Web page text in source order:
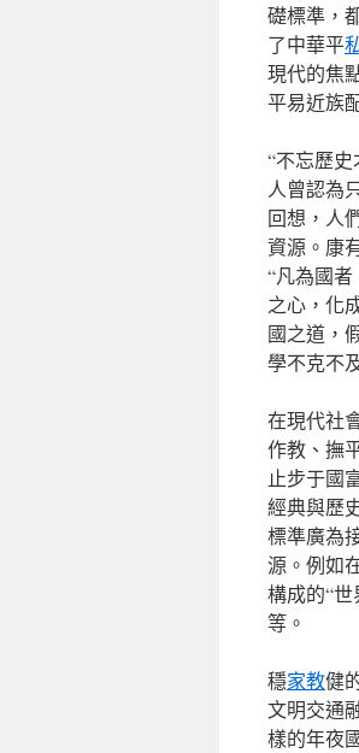
礎標準，
了中華平
現代的焦
平易近族
“不忘歷史
人曾認為
回想，人
資源。康
“凡為國者
之心，化
國之道，
學不克不
在現代社
作教、撫
止步于國
經典與歷
標準廣為
源。例如
構成的“
等。
穩家教健
文明交通
樣的年夜